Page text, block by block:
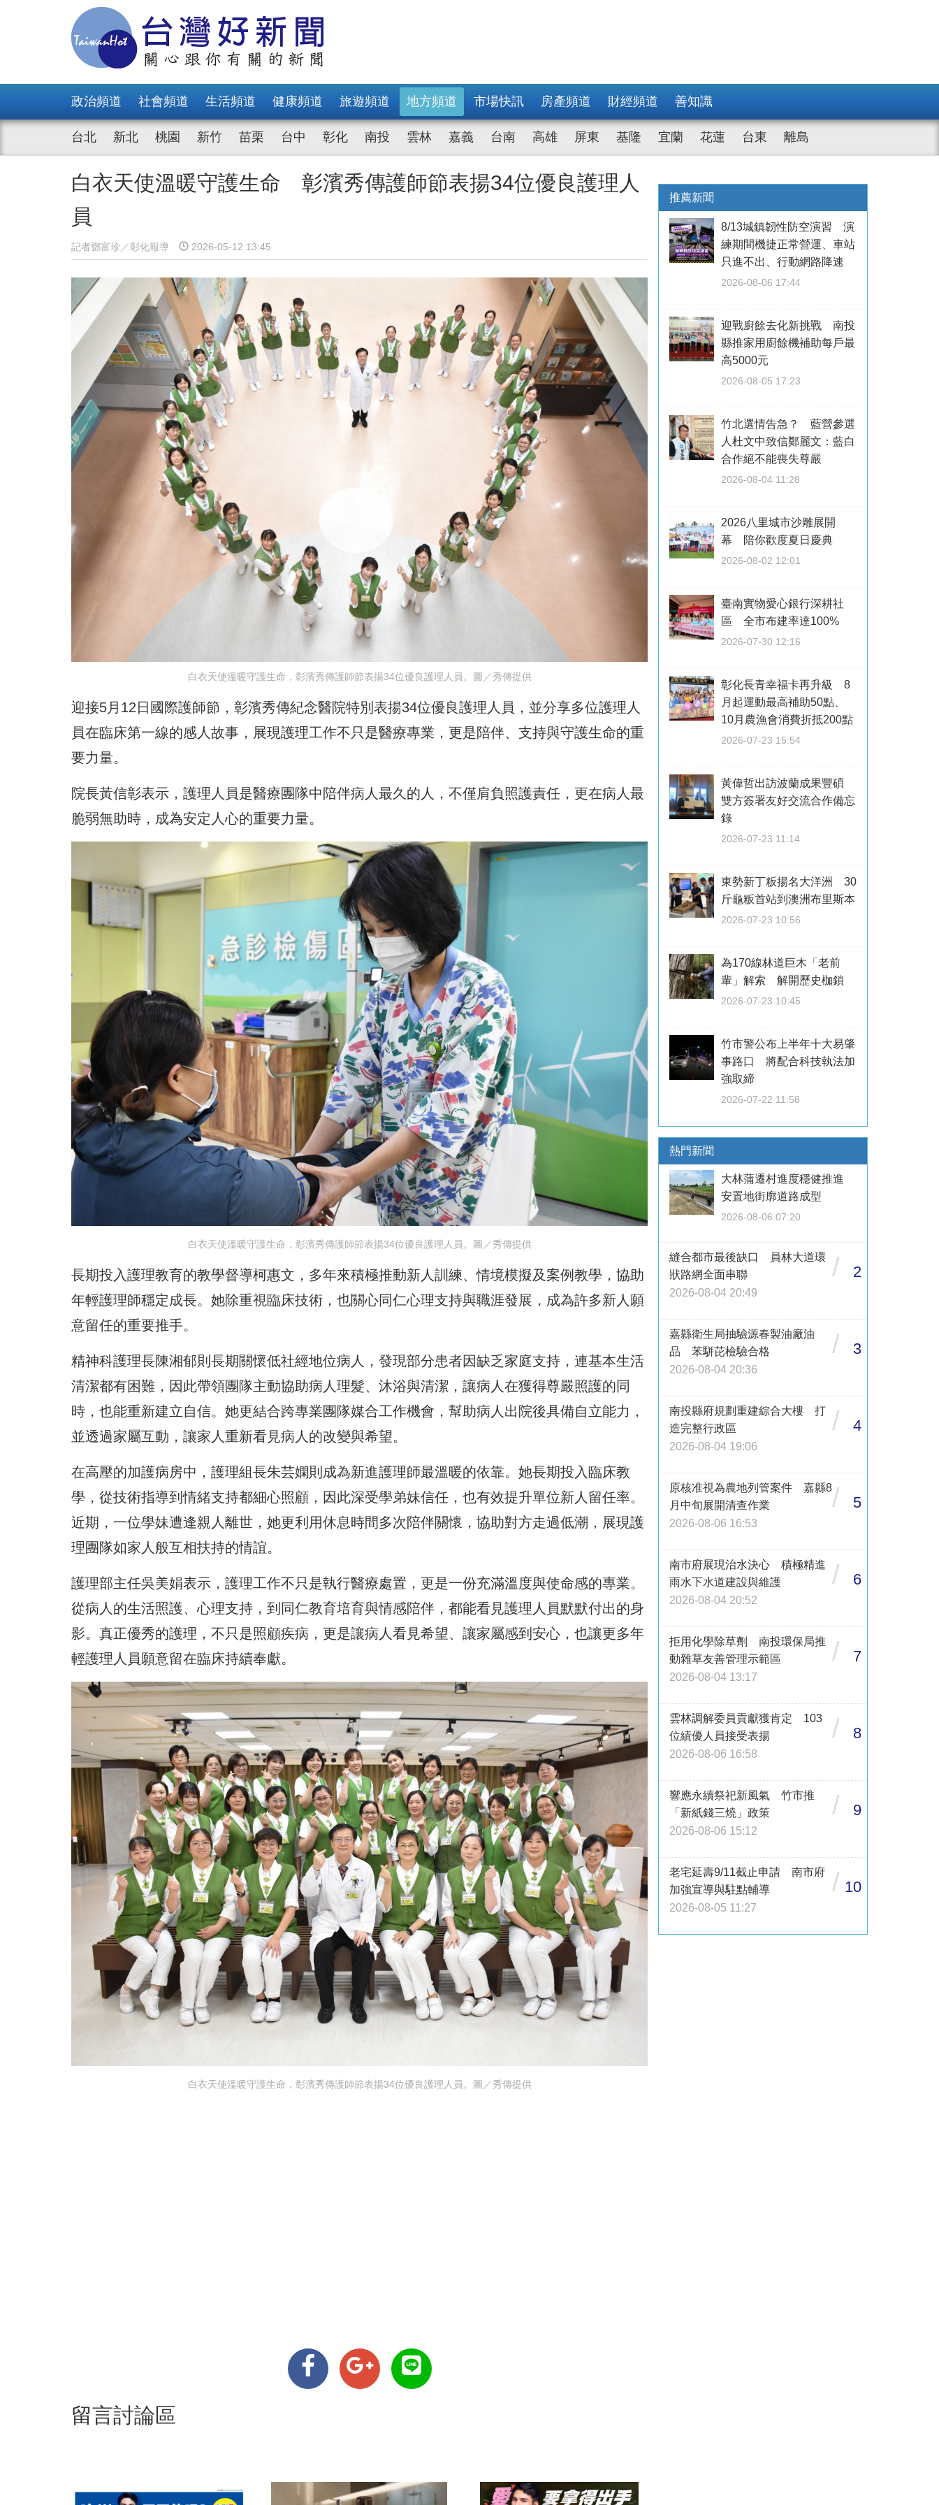
政治頻道 社會頻道 生活頻道 健康頻道 旅遊頻道 地方頻道 市場快訊 房產頻道 財經頻道 善知識
台北 新北 桃園 新竹 苗栗 台中 彰化 南投 雲林 嘉義 台南 高雄 屏東 基隆 宜蘭 花蓮 台東 離島
白衣天使溫暖守護生命 彰濱秀傳護師節表揚34位優良護理人
員
記者鄧富珍／彰化報導 2026-05-12 13:45
白衣天使溫暖守護生命，彰濱秀傳護師節表揚34位優良護理人員。圖／秀傳提供
迎接5月12日國際護師節，彰濱秀傳紀念醫院特別表揚34位優良護理人員，並分享多位護理人
員在臨床第一線的感人故事，展現護理工作不只是醫療專業，更是陪伴、支持與守護生命的重
要力量。
院長黃信彰表示，護理人員是醫療團隊中陪伴病人最久的人，不僅肩負照護責任，更在病人最
脆弱無助時，成為安定人心的重要力量。
白衣天使溫暖守護生命，彰濱秀傳護師節表揚34位優良護理人員。圖／秀傳提供
長期投入護理教育的教學督導柯惠文，多年來積極推動新人訓練、情境模擬及案例教學，協助
年輕護理師穩定成長。她除重視臨床技術，也關心同仁心理支持與職涯發展，成為許多新人願
意留任的重要推手。
精神科護理長陳湘郁則長期關懷低社經地位病人，發現部分患者因缺乏家庭支持，連基本生活
清潔都有困難，因此帶領團隊主動協助病人理髮、沐浴與清潔，讓病人在獲得尊嚴照護的同
時，也能重新建立自信。她更結合跨專業團隊媒合工作機會，幫助病人出院後具備自立能力，
並透過家屬互動，讓家人重新看見病人的改變與希望。
在高壓的加護病房中，護理組長朱芸嫻則成為新進護理師最溫暖的依靠。她長期投入臨床教
學，從技術指導到情緒支持都細心照顧，因此深受學弟妹信任，也有效提升單位新人留任率。
近期，一位學妹遭逢親人離世，她更利用休息時間多次陪伴關懷，協助對方走過低潮，展現護
理團隊如家人般互相扶持的情誼。
護理部主任吳美娟表示，護理工作不只是執行醫療處置，更是一份充滿溫度與使命感的專業。
從病人的生活照護、心理支持，到同仁教育培育與情感陪伴，都能看見護理人員默默付出的身
影。真正優秀的護理，不只是照顧疾病，更是讓病人看見希望、讓家屬感到安心，也讓更多年
輕護理人員願意留在臨床持續奉獻。
白衣天使溫暖守護生命，彰濱秀傳護師節表揚34位優良護理人員。圖／秀傳提供
留言討論區
推薦新聞
8/13城鎮韌性防空演習 演
練期間機捷正常營運、車站
只進不出、行動網路降速
2026-08-06 17:44
迎戰廚餘去化新挑戰 南投
縣推家用廚餘機補助每戶最
高5000元
2026-08-05 17:23
竹北選情告急？ 藍營參選
人杜文中致信鄭麗文：藍白
合作絕不能喪失尊嚴
2026-08-04 11:28
2026八里城市沙雕展開
幕 陪你歡度夏日慶典
2026-08-02 12:01
臺南實物愛心銀行深耕社
區 全市布建率達100%
2026-07-30 12:16
彰化長青幸福卡再升級 8
月起運動最高補助50點、
10月農漁會消費折抵200點
2026-07-23 15:54
黃偉哲出訪波蘭成果豐碩
雙方簽署友好交流合作備忘
錄
2026-07-23 11:14
東勢新丁粄揚名大洋洲 30
斤龜粄首站到澳洲布里斯本
2026-07-23 10:56
為170線林道巨木「老前
輩」解索 解開歷史枷鎖
2026-07-23 10:45
竹市警公布上半年十大易肇
事路口 將配合科技執法加
強取締
2026-07-22 11:58
熱門新聞
大林蒲遷村進度穩健推進
安置地街廓道路成型
2026-08-06 07:20
縫合都市最後缺口 員林大道環
狀路網全面串聯
2026-08-04 20:49
/ 2
嘉縣衛生局抽驗源春製油廠油
品 苯駢芘檢驗合格
2026-08-04 20:36
/ 3
南投縣府規劃重建綜合大樓 打
造完整行政區
2026-08-04 19:06
/ 4
原核准視為農地列管案件 嘉縣8
月中旬展開清查作業
2026-08-06 16:53
/ 5
南市府展現治水決心 積極精進
雨水下水道建設與維護
2026-08-04 20:52
/ 6
拒用化學除草劑 南投環保局推
動雜草友善管理示範區
2026-08-04 13:17
/ 7
雲林調解委員貢獻獲肯定 103
位績優人員接受表揚
2026-08-06 16:58
/ 8
響應永續祭祀新風氣 竹市推
「新紙錢三燒」政策
2026-08-06 15:12
/ 9
老宅延壽9/11截止申請 南市府
加強宣導與駐點輔導
2026-08-05 11:27
/ 10